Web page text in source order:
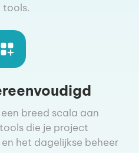
tools.
breed scala aan
die je project
het dagelijkse beheer